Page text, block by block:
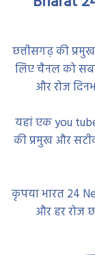
छत्तीसगढ़ की
लिए चैनल को
और रोज
यहां एक you
की प्रमुख और
कृपया भारत 24
और हर रोज